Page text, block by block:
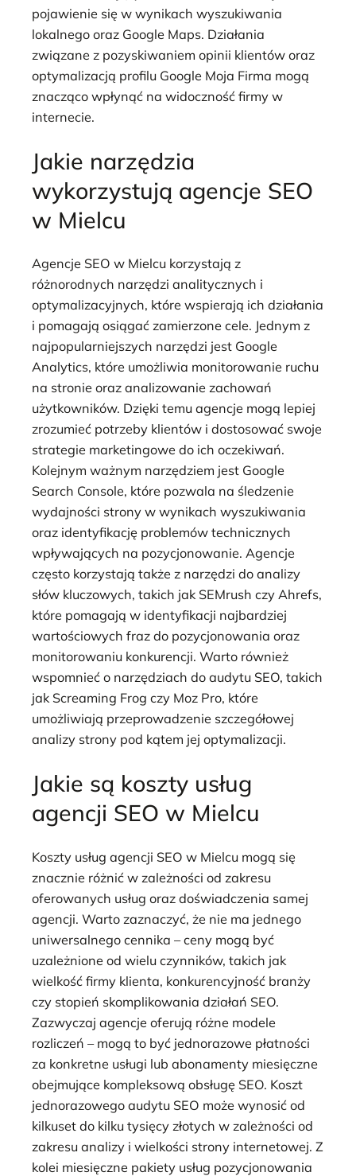
pojawienie się w wynikach wyszukiwania
lokalnego oraz Google Maps. Działania
związane z pozyskiwaniem opinii klientów oraz
optymalizacją profilu Google Moja Firma mogą
znacząco wpłynąć na widoczność firmy w
internecie.
Jakie narzędzia
wykorzystują agencje SEO
w Mielcu
Agencje SEO w Mielcu korzystają z
różnorodnych narzędzi analitycznych i
optymalizacyjnych, które wspierają ich działania
i pomagają osiągać zamierzone cele. Jednym z
najpopularniejszych narzędzi jest Google
Analytics, które umożliwia monitorowanie ruchu
na stronie oraz analizowanie zachowań
użytkowników. Dzięki temu agencje mogą lepiej
zrozumieć potrzeby klientów i dostosować swoje
strategie marketingowe do ich oczekiwań.
Kolejnym ważnym narzędziem jest Google
Search Console, które pozwala na śledzenie
wydajności strony w wynikach wyszukiwania
oraz identyfikację problemów technicznych
wpływających na pozycjonowanie. Agencje
często korzystają także z narzędzi do analizy
słów kluczowych, takich jak SEMrush czy Ahrefs,
które pomagają w identyfikacji najbardziej
wartościowych fraz do pozycjonowania oraz
monitorowaniu konkurencji. Warto również
wspomnieć o narzędziach do audytu SEO, takich
jak Screaming Frog czy Moz Pro, które
umożliwiają przeprowadzenie szczegółowej
analizy strony pod kątem jej optymalizacji.
Jakie są koszty usług
agencji SEO w Mielcu
Koszty usług agencji SEO w Mielcu mogą się
znacznie różnić w zależności od zakresu
oferowanych usług oraz doświadczenia samej
agencji. Warto zaznaczyć, że nie ma jednego
uniwersalnego cennika – ceny mogą być
uzależnione od wielu czynników, takich jak
wielkość firmy klienta, konkurencyjność branży
czy stopień skomplikowania działań SEO.
Zazwyczaj agencje oferują różne modele
rozliczeń – mogą to być jednorazowe płatności
za konkretne usługi lub abonamenty miesięczne
obejmujące kompleksową obsługę SEO. Koszt
jednorazowego audytu SEO może wynosić od
kilkuset do kilku tysięcy złotych w zależności od
zakresu analizy i wielkości strony internetowej. Z
kolei miesięczne pakiety usług pozycjonowania